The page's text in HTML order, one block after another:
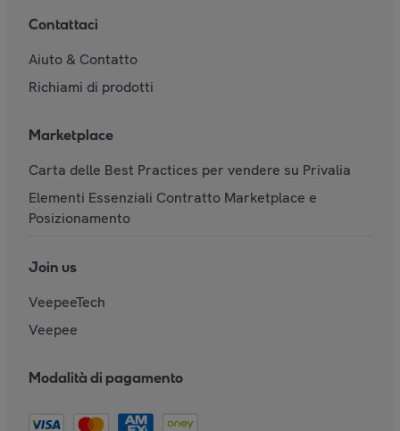
Contattaci
Aiuto & Contatto
Richiami di prodotti
Marketplace
Carta delle Best Practices per vendere su Privalia
Elementi Essenziali Contratto Marketplace e
Posizionamento
Join us
VeepeeTech
Veepee
Modalità di pagamento